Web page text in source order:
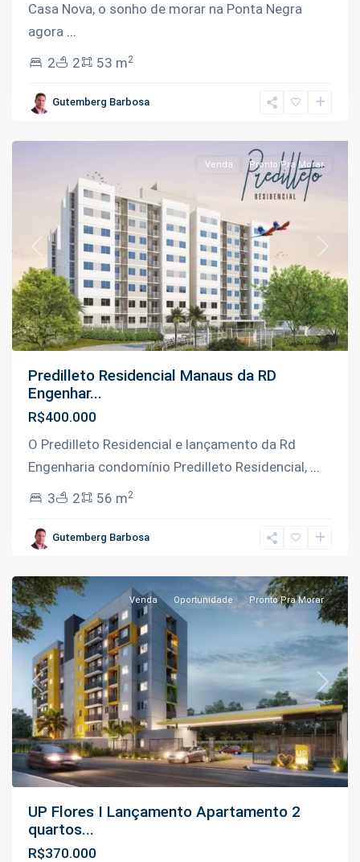
Casa Nova, o sonho de morar na Ponta Negra
agora ...
2
2 53 m2
Gutemberg Barbosa
Parque
Novembro,
Previous Next
Venda Pronto Pra Morar
Predilleto Residencial Manaus da RD
Engenhar...
R$400.000
O Predilleto Residencial e lançamento da Rd
Engenharia condomínio Predilleto Residencial, ...
3
2 56 m2
Gutemberg Barbosa
Flores,
Previous Next
Venda Oportunidade Pronto Pra Morar
UP Flores I Lançamento Apartamento 2
quartos...
R$370.000